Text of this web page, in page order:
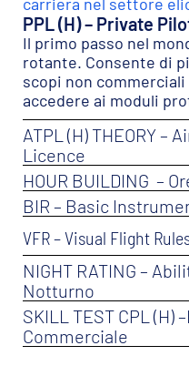
ESPLORA LA FLOTTA